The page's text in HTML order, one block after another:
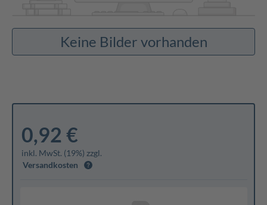
Keine Bilder vorhanden
0,92 €
inkl. MwSt. (19%) zzgl.
Versandkosten